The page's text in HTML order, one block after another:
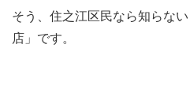
そう、住之江区民なら知らな
店」です。